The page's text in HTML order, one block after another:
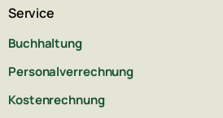
Service
Buchhaltung
Personalverrechnung
Kostenrechnung